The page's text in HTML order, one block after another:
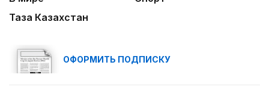
Таза Казахстан
ОФОРМИТЬ ПОДПИСКУ